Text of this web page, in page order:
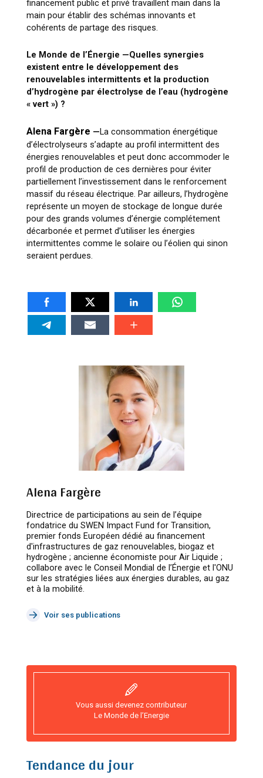
financement public et privé travaillent main dans la
main pour établir des schémas innovants et
cohérents de partage des risques.
Le Monde de l’Énergie —Quelles synergies
existent entre le développement des
renouvelables intermittents et la production
d’hydrogène par électrolyse de l’eau (hydrogène
« vert ») ?
Alena Fargère —La consommation énergétique
d’électrolyseurs s’adapte au profil intermittent des
énergies renouvelables et peut donc accommoder le
profil de production de ces dernières pour éviter
partiellement l’investissement dans le renforcement
massif du réseau électrique. Par ailleurs, l’hydrogène
représente un moyen de stockage de longue durée
pour des grands volumes d’énergie complétement
décarbonée et permet d’utiliser les énergies
intermittentes comme le solaire ou l’éolien qui sinon
seraient perdues.
Alena Fargère
Directrice de participations au sein de l’équipe
fondatrice du SWEN Impact Fund for Transition,
premier fonds Européen dédié au financement
d'infrastructures de gaz renouvelables, biogaz et
hydrogène ; ancienne économiste pour Air Liquide ;
collabore avec le Conseil Mondial de l’Énergie et l'ONU
sur les stratégies liées aux énergies durables, au gaz
et à la mobilité.
Voir ses publications
Vous aussi devenez contributeur
Le Monde de l’Energie
Tendance du jour